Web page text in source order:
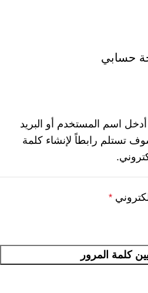
حسابي
اسم المستخدم أو البريد
تستلم رابطاً لإنشاء كلمة
*
كلمة المرور